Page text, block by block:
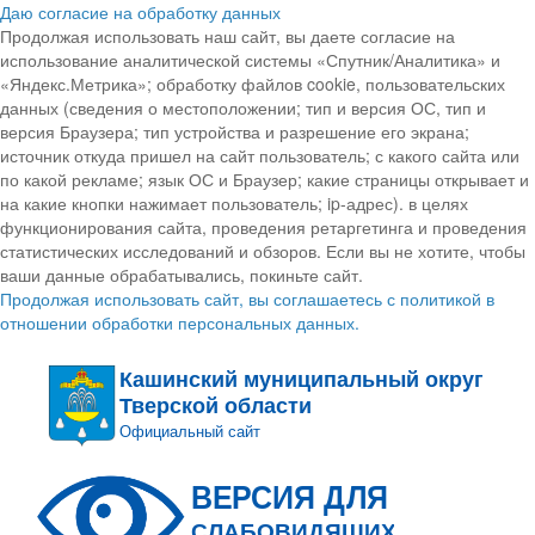
Даю согласие на обработку данных
Продолжая использовать наш сайт, вы даете согласие на
использование аналитической системы «Спутник/Аналитика» и
«Яндекс.Метрика»; обработку файлов cookie, пользовательских
данных (сведения о местоположении; тип и версия ОС, тип и
версия Браузера; тип устройства и разрешение его экрана;
источник откуда пришел на сайт пользователь; с какого сайта или
по какой рекламе; язык ОС и Браузер; какие страницы открывает и
на какие кнопки нажимает пользователь; ip-адрес). в целях
функционирования сайта, проведения ретаргетинга и проведения
статистических исследований и обзоров. Если вы не хотите, чтобы
ваши данные обрабатывались, покиньте сайт.
Продолжая использовать сайт, вы соглашаетесь с политикой в
отношении обработки персональных данных.